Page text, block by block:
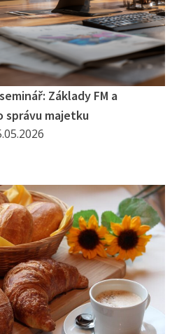
Základy FM a
správu majetku